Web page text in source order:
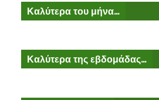
Καλύτερα του μήνα...
Καλύτερα της εβδομάδας...